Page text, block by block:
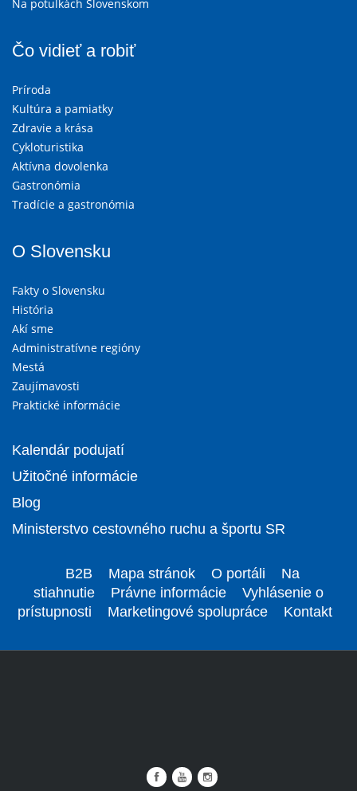
Na potulkách Slovenskom
Čo vidieť a robiť
Príroda
Kultúra a pamiatky
Zdravie a krása
Cykloturistika
Aktívna dovolenka
Gastronómia
Tradície a gastronómia
O Slovensku
Fakty o Slovensku
História
Akí sme
Administratívne regióny
Mestá
Zaujímavosti
Praktické informácie
Kalendár podujatí
Užitočné informácie
Blog
Ministerstvo cestovného ruchu a športu SR
B2B Mapa stránok O portáli
Na
stiahnutie
Právne informácie
Vyhlásenie o
prístupnosti
Marketingové spolupráce Kontakt